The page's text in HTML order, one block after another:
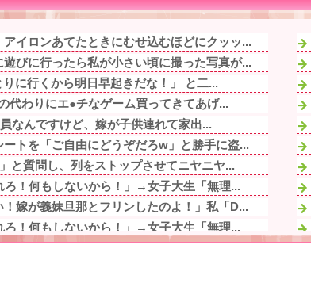
イロンあてたときにむせ込むほどにクッッ...
びに行ったら私が小さい頃に撮った写真が...
に行くから明日早起きだな！」 と二...
代わりにエ●チなゲーム買ってきてあげ...
なんですけど、嫁が子供連れて家出...
トを「ご自由にどうぞだろw」と勝手に盗...
と質問し、列をストップさせてニヤニヤ...
ろ！何もしないから！」→女子大生「無理...
嫁が義妹旦那とフリンしたのよ！」私「D...
ろ！何もしないから！」→女子大生「無理...
なんですけど、嫁が子供連れて家出...